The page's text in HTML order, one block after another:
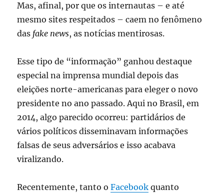
Mas, afinal, por que os internautas – e até
mesmo sites respeitados – caem no fenômeno
das fake news, as notícias mentirosas.
Esse tipo de “informação” ganhou destaque
especial na imprensa mundial depois das
eleições norte-americanas para eleger o novo
presidente no ano passado. Aqui no Brasil, em
2014, algo parecido ocorreu: partidários de
vários políticos disseminavam informações
falsas de seus adversários e isso acabava
viralizando.
Recentemente, tanto oFacebook quanto